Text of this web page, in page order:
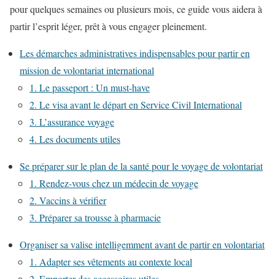
pour quelques semaines ou plusieurs mois, ce guide vous aidera à
partir l’esprit léger, prêt à vous engager pleinement.
Les démarches administratives indispensables pour partir en
mission de volontariat international
1. Le passeport : Un must-have
2. Le visa avant le départ en Service Civil International
3. L’assurance voyage
4. Les documents utiles
Se préparer sur le plan de la santé pour le voyage de volontariat
1. Rendez-vous chez un médecin de voyage
2. Vaccins à vérifier
3. Préparer sa trousse à pharmacie
Organiser sa valise intelligemment avant de partir en volontariat
1. Adapter ses vêtements au contexte local